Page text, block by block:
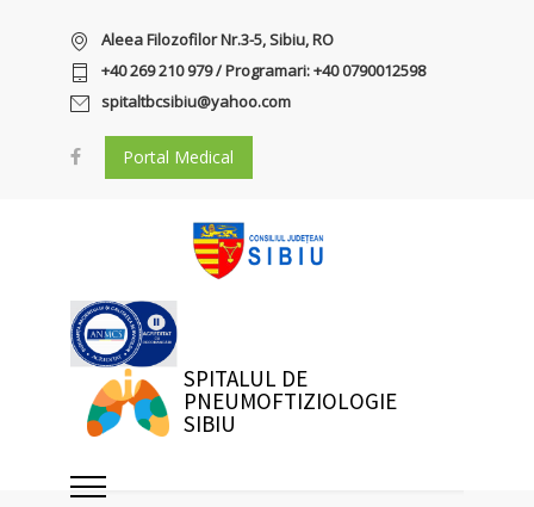
Aleea Filozofilor Nr.3-5, Sibiu, RO
+40 269 210 979 / Programari: +40 0790012598
spitaltbcsibiu@yahoo.com
Portal Medical
SPITALUL DE
PNEUMOFTIZIOLOGIE
SIBIU